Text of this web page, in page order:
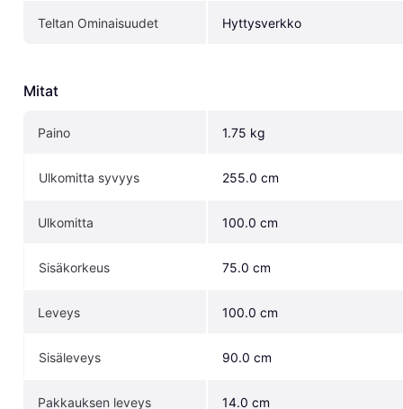
Teltan Ominaisuudet Hyttysverkko
Mitat
Paino 1.75 kg
Ulkomitta syvyys 255.0 cm
Ulkomitta 100.0 cm
Sisäkorkeus 75.0 cm
Leveys 100.0 cm
Sisäleveys 90.0 cm
Pakkauksen leveys 14.0 cm